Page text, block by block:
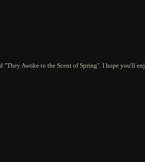
Awoke to the Scent of Spring". I hope you'll